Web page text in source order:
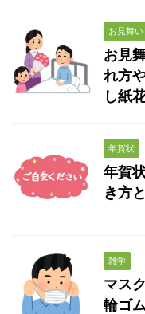
お見舞い
お見
れ方
し紙
年賀状
年賀
き方
雑学
マス
輪ゴ